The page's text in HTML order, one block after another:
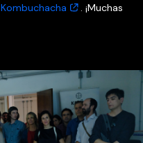
Kombuchacha
. ¡Muchas